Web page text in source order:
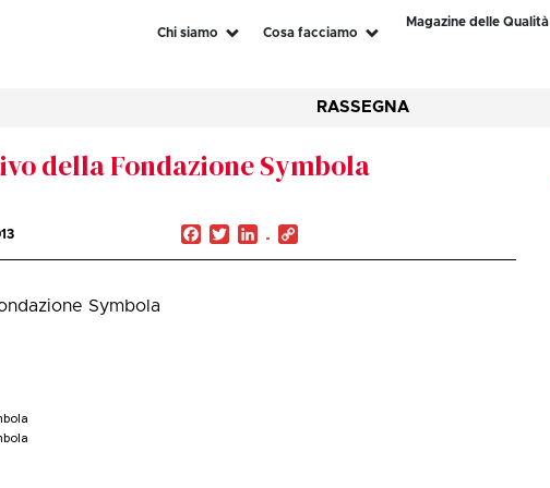
Chi siamo Cosa facciamo
Magazine delle Qualità
RASSEGNA
della Fondazione Symbola
Facebook
TwitterLinkedIn
Symbola